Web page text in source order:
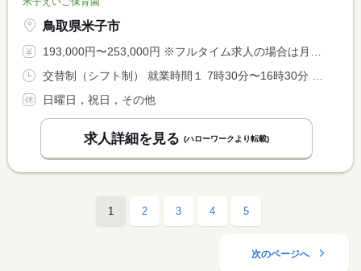
鳥取県米子市
193,000円〜253,000円 ※フルタイム求人の場合は月額（換算額）、パート求人の場合は時間額を表示しています。
日曜日，祝日，その他
求人詳細を見る (ハローワークより転載)
1 2 3 4 5
次のページへ